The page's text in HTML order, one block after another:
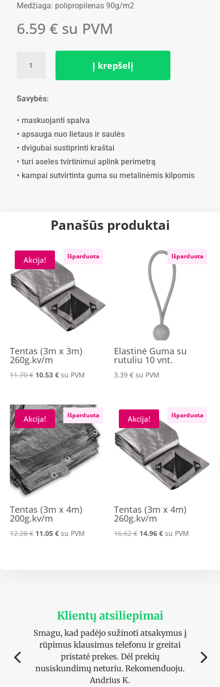
Medžiaga: polipropilenas 90g/m2
6.59 € su PVM
kiekis:
x
90g.kv/m
Į krepšelį
Savybės:
• maskuojanti spalva
• apsauga nuo lietaus ir saulės
• dvigubai sustiprinti kraštai
• turi aseles tvirtinimui aplink perimetrą
• kampai sutvirtinta guma su metalinėmis kilpomis
Panašūs produktai
Akcija! Išparduota
Tentas (3m x 3m)
260g.kv/m
11.70€ Original
11.70 €.
10.53 €Current
10.53 €.
su PVM
Išparduota
Elastinė Guma su
rutuliu 10 vnt.
3.39€ su PVM
Akcija! Išparduota
Tentas (3m x 4m)
200g.kv/m
12.28€ Original
11.05 €Current
su PVM
Akcija! Išparduota
Tentas (3m x 4m)
260g.kv/m
16.62€ Original
14.96€Current
su PVM
Klientų atsiliepimai
Smagu, kad padėjo sužinoti atsakymus į
rūpimus klausimus telefonu ir greitai
pristatė prekes. Dėl prekių
nusiskundimų neturiu. Rekomenduoju.
Andrius K.